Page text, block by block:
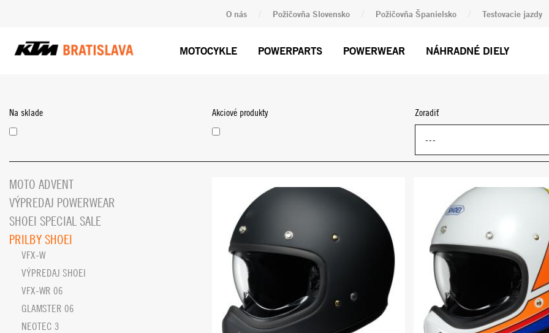
O nás Požičovňa Slovensko Požičovňa Španielsko Testovacie jazdy
MOTOCYKLE POWERPARTS POWERWEAR NÁHRADNÉ DIELY
Na sklade Akciové produkty Zoradiť
MOTO ADVENT
VÝPREDAJ POWERWEAR
SHOEI SPECIAL SALE
PRILBY SHOEI
VFX-W
VÝPREDAJ SHOEI
VFX-WR 06
GLAMSTER 06
NEOTEC 3